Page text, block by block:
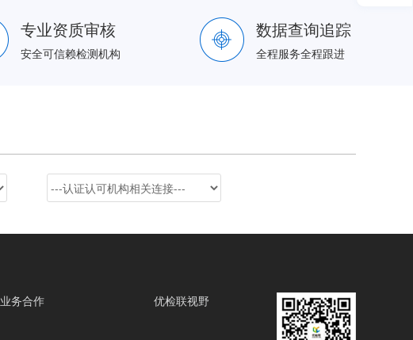
专业资质审核
安全可信赖检测机构
数据查询追踪
全程服务全程跟进
业务合作 优检联视野